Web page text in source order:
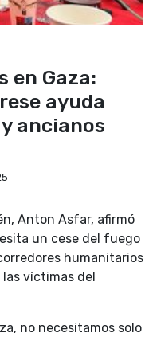
en Gaza:
ayuda
ancianos
Anton Asfar, afirmó
un cese del fuego
humanitarios
víctimas del
no necesitamos solo